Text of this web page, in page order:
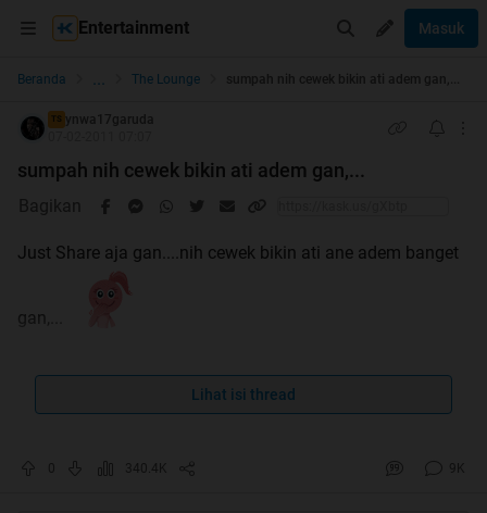
Entertainment Masuk
Beranda ... The Lounge sumpah nih cewek bikin ati adem gan,...
TS ynwa17garuda
sumpah nih cewek bikin ati adem gan,...
Bagikan
Just Share aja gan....nih cewek bikin ati ane adem banget
gan,...
lumayan gan ane ditimpuk karena trid ini gan,...
Lihat isi thread
340.4K